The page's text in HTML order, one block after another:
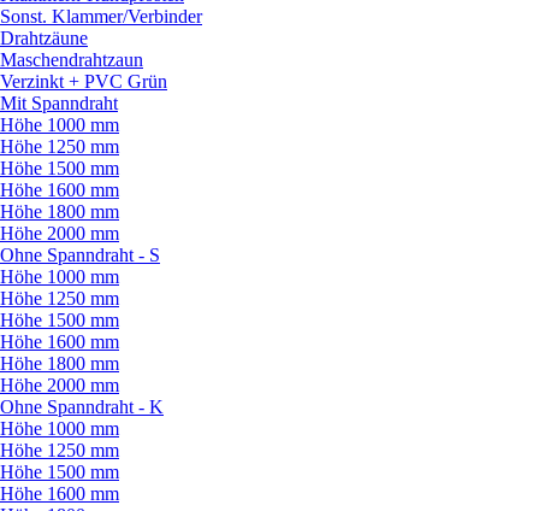
Sonst. Klammer/Verbinder
Drahtzäune
Maschendrahtzaun
Verzinkt + PVC Grün
Mit Spanndraht
Höhe 1000 mm
Höhe 1250 mm
Höhe 1500 mm
Höhe 1600 mm
Höhe 1800 mm
Höhe 2000 mm
Ohne Spanndraht - S
Höhe 1000 mm
Höhe 1250 mm
Höhe 1500 mm
Höhe 1600 mm
Höhe 1800 mm
Höhe 2000 mm
Ohne Spanndraht - K
Höhe 1000 mm
Höhe 1250 mm
Höhe 1500 mm
Höhe 1600 mm